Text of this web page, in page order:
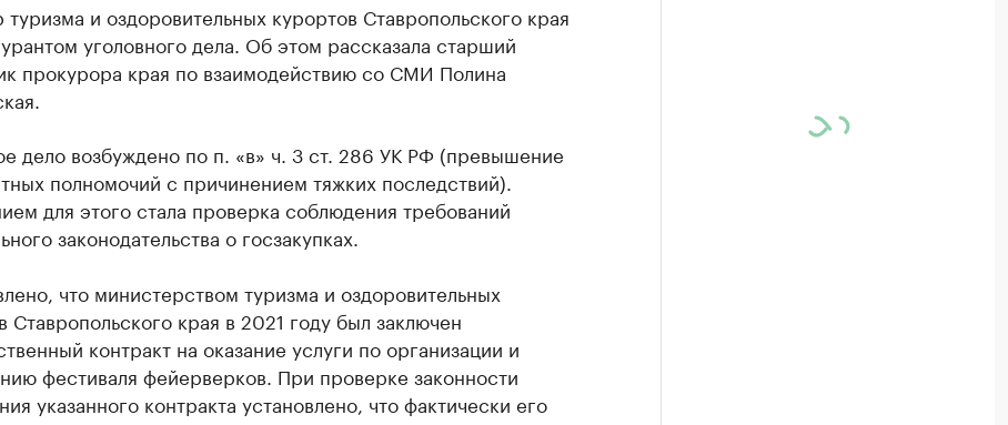
и оздоровительных курортов Ставропольского края
уголовного дела. Об этом рассказала старший
прокурора края по взаимодействию со СМИ Полина
дело возбуждено по п. «в» ч. 3 ст. 286 УК РФ (превышение
полномочий с причинением тяжких последствий).
для этого стала проверка соблюдения требований
законодательства о госзакупках.
что министерством туризма и оздоровительных
Ставропольского края в 2021 году был заключен
контракт на оказание услуги по организации и
фестиваля фейерверков. При проверке законности
указанного контракта установлено, что фактически его